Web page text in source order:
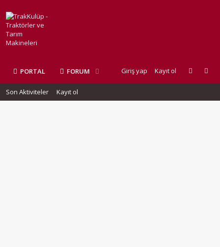
PORTAL FORUM Giriş yap Kayıt ol
Son Aktiviteler Kayıt ol